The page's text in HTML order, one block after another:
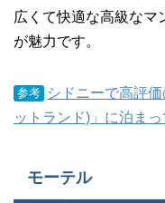
広くて快適な高級なマ
が魅力です。
参考
シドニーで高評
ットランド)」に泊まっ
モーテル